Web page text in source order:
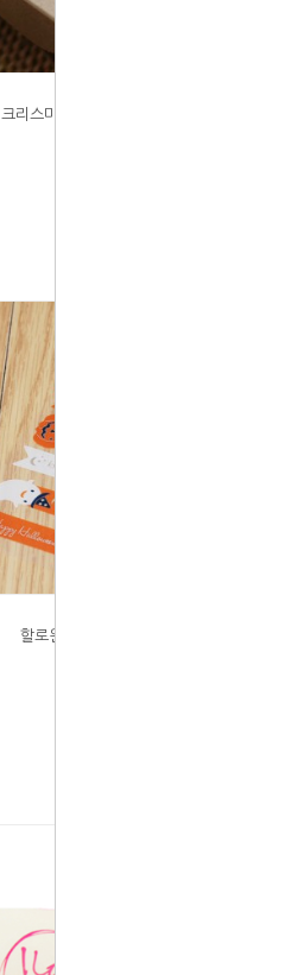
크리스마스스티커(트리앤버튼)(10장)
할로윈데이 길쭉이 스티커(1장)